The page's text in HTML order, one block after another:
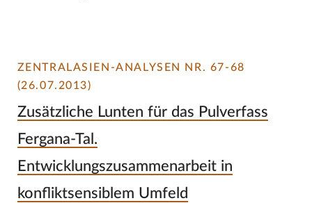
ZENTRALASIEN-ANALYSEN NR. 67-68
(26.07.2013)
Zusätzliche Lunten für das Pulverfass
Fergana-Tal.
Entwicklungszusammenarbeit in
konfliktsensiblem Umfeld